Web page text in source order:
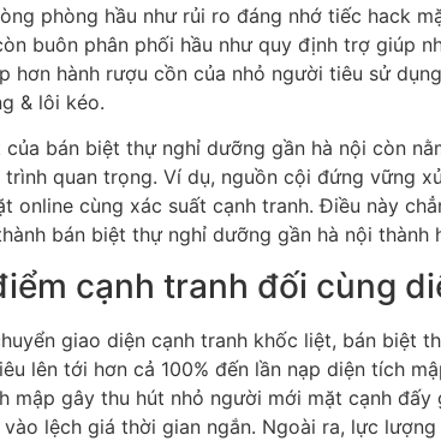
phòng hầu như rủi ro đáng nhớ tiếc hack
buôn phân phối hầu như quy định trợ giúp
hơn hành rượu cồn của nhỏ người tiêu sử
& lôi kéo.
của bán biệt thự nghỉ dưỡng gần hà nội còn
quan trọng. Ví dụ, nguồn cội đứng vững
online cùng xác suất cạnh tranh. Điều này
bán biệt thự nghỉ dưỡng gần hà nội
cạnh tranh đối cùng
giao diện cạnh tranh khốc liệt, bán biệt
lên tới hơn cả 100% đến lần nạp diện tích
mập gây thu hút nhỏ người mới mặt cạnh
vào lệch giá thời gian ngắn. Ngoài ra, lực